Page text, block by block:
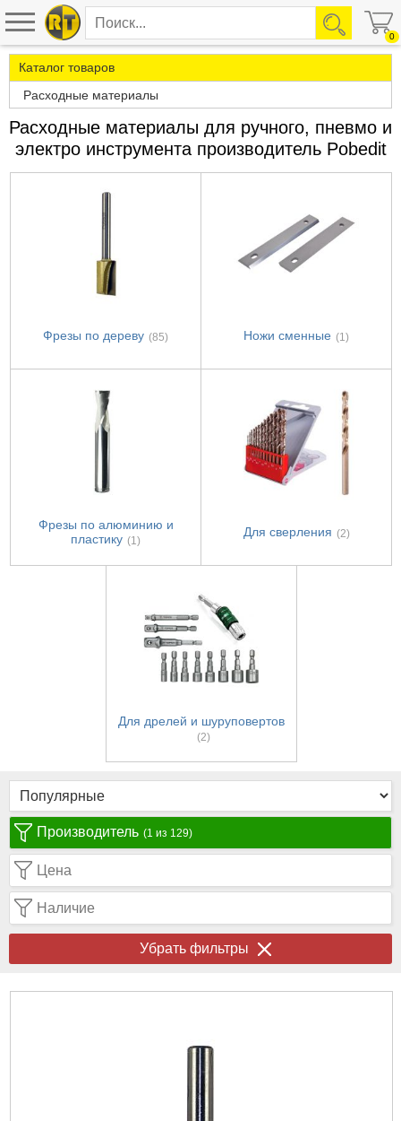
0
Каталог товаров
Расходные материалы
Расходные материалы для ручного, пневмо и
электро инструмента производитель Pobedit
Фрезы по дереву (85) Ножи сменные (1)
Фрезы по алюминию и
пластику (1)
Для сверления (2)
Для дрелей и шуруповертов
(2)
Производитель (1 из 129)
Цена
Наличие
Убрать фильтры